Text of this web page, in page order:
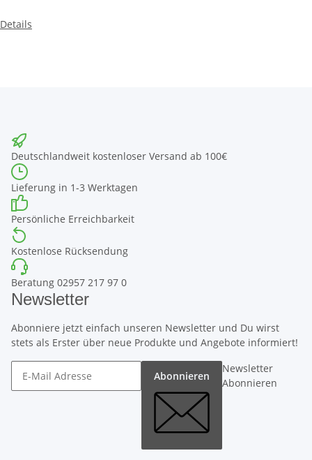
Details
Deutschlandweit kostenloser Versand ab 100€
Lieferung in 1-3 Werktagen
Persönliche Erreichbarkeit
Kostenlose Rücksendung
Beratung 02957 217 97 0
Newsletter
Abonniere jetzt einfach unseren Newsletter und Du wirst
stets als Erster über neue Produkte und Angebote informiert!
Abonnieren
Newsletter
Abonnieren